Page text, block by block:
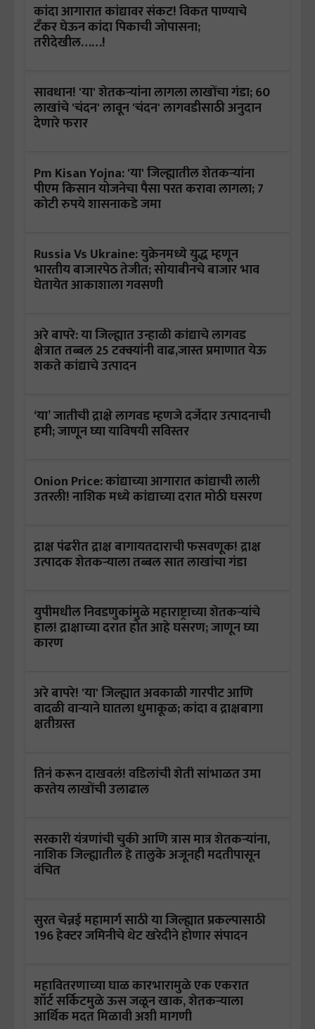
कांदा आगारात कांद्यावर संकट! विकत पाण्याचे
टँकर घेऊन कांदा पिकाची जोपासना;
तरीदेखील……!
सावधान! 'या' शेतकऱ्यांना लागला लाखोंचा गंडा; 60
लाखांचे 'चंदन' लावून 'चंदन' लागवडीसाठी अनुदान
देणारे फरार
Pm Kisan Yojna: 'या' जिल्ह्यातील शेतकऱ्यांना
पीएम किसान योजनेचा पैसा परत करावा लागला; 7
कोटी रुपये शासनाकडे जमा
Russia Vs Ukraine: युक्रेनमध्ये युद्ध म्हणून
भारतीय बाजारपेठ तेजीत; सोयाबीनचे बाजार भाव
घेतायेत आकाशाला गवसणी
अरे बापरे: या जिल्ह्यात उन्हाळी कांद्याचे लागवड
क्षेत्रात तब्बल 25 टक्क्यांनी वाढ,जास्त प्रमाणात येऊ
शकते कांद्याचे उत्पादन
‘या’ जातीची द्राक्षे लागवड म्हणजे दर्जेदार उत्पादनाची
हमी; जाणून घ्या याविषयी सविस्तर
Onion Price: कांद्याच्या आगारात कांद्याची लाली
उतरली! नाशिक मध्ये कांद्याच्या दरात मोठी घसरण
द्राक्ष पंढरीत द्राक्ष बागायतदाराची फसवणूक! द्राक्ष
उत्पादक शेतकऱ्याला तब्बल सात लाखांचा गंडा
युपीमधील निवडणुकांमुळे महाराष्ट्राच्या शेतकऱ्यांचे
हाल! द्राक्षाच्या दरात होत आहे घसरण; जाणून घ्या
कारण
अरे बापरे! 'या' जिल्ह्यात अवकाळी गारपीट आणि
वादळी वाऱ्याने घातला धुमाकूळ; कांदा व द्राक्षबागा
क्षतीग्रस्त
तिनं करून दाखवलं! वडिलांची शेती सांभाळत उमा
करतेय लाखोंची उलाढाल
सरकारी यंत्रणांची चुकी आणि त्रास मात्र शेतकऱ्यांना,
नाशिक जिल्ह्यातील हे तालुके अजूनही मदतीपासून
वंचित
सुरत चेन्नई महामार्ग साठी या जिल्ह्यात प्रकल्पासाठी
196 हेक्टर जमिनीचे थेट खरेदीने होणार संपादन
महावितरणाच्या घाळ कारभारामुळे एक एकरात
शॉर्ट सर्किटमुळे ऊस जळून खाक, शेतकऱ्याला
आर्थिक मदत मिळावी अशी मागणी